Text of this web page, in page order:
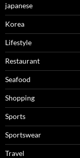
japanese
Korea
Lifestyle
Restaurant
Seafood
Shopping
Sports
Sportswear
Travel